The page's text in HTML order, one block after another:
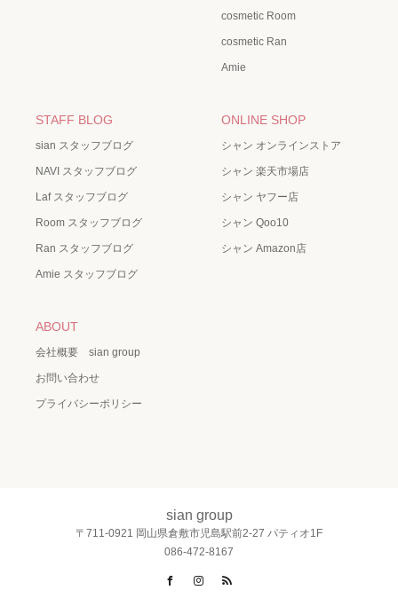
cosmetic Room
cosmetic Ran
Amie
STAFF BLOG
sian スタッフブログ
NAVI スタッフブログ
Laf スタッフブログ
Room スタッフブログ
Ran スタッフブログ
Amie スタッフブログ
ONLINE SHOP
シャン オンラインストア
シャン 楽天市場店
シャン ヤフー店
シャン Qoo10
シャン Amazon店
ABOUT
会社概要 sian group
お問い合わせ
プライバシーポリシー
sian group
〒711-0921 岡山県倉敷市児島駅前2-27 パティオ1F
086-472-8167
FacebookInstagram